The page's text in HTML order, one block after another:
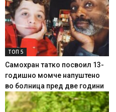
ТОП 5
Самохран татко посвоил 13-
годишно момче напуштено
во болница пред две години